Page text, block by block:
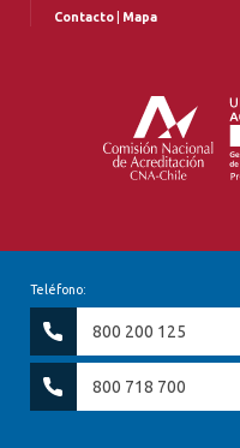
Contacto Mapa
Teléfono:
800 200 125
800 718 700